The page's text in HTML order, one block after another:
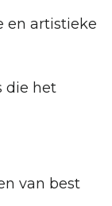
en artistieke
die het
van best